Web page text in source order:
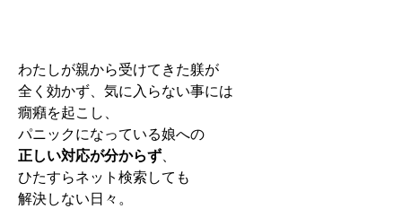
わたしが親から受けてきた躾が
全く効かず、 気に入らない事には
癇癪を起こし、
パニックになっている娘への
正しい対応が分からず
ひたすらネット検索しても
解決しない日々。